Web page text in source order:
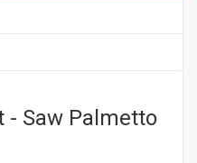
- Saw Palmetto